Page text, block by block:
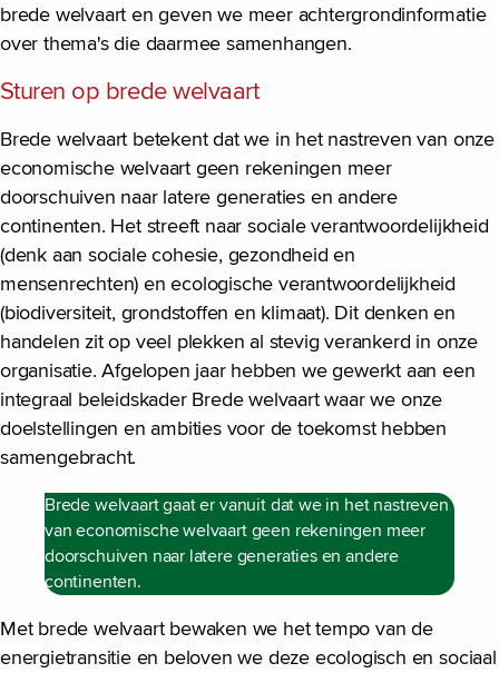
brede welvaart en geven we meer achtergrondinformatie
over thema's die daarmee samenhangen.
Sturen op brede welvaart
Brede welvaart betekent dat we in het nastreven van onze
economische welvaart geen rekeningen meer
doorschuiven naar latere generaties en andere
continenten. Het streeft naar sociale verantwoordelijkheid
(denk aan sociale cohesie, gezondheid en
mensenrechten) en ecologische verantwoordelijkheid
(biodiversiteit, grondstoffen en klimaat). Dit denken en
handelen zit op veel plekken al stevig verankerd in onze
organisatie. Afgelopen jaar hebben we gewerkt aan een
integraal beleidskader Brede welvaart waar we onze
doelstellingen en ambities voor de toekomst hebben
samengebracht.
Brede welvaart gaat er vanuit dat we in het nastreven
van economische welvaart geen rekeningen meer
doorschuiven naar latere generaties en andere
continenten.
Met brede welvaart bewaken we het tempo van de
energietransitie en beloven we deze ecologisch en sociaal